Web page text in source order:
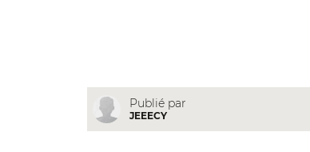
Publié par
JEEECY